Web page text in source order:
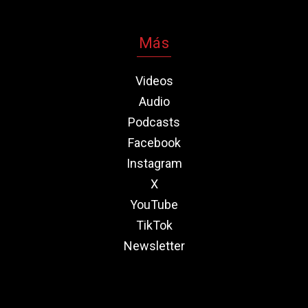
Más
Videos
Audio
Podcasts
Facebook
Instagram
X
YouTube
TikTok
Newsletter